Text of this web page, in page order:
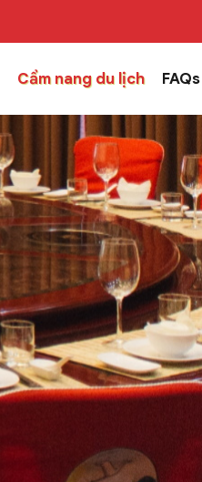
Cẩm nang du lịch FAQs